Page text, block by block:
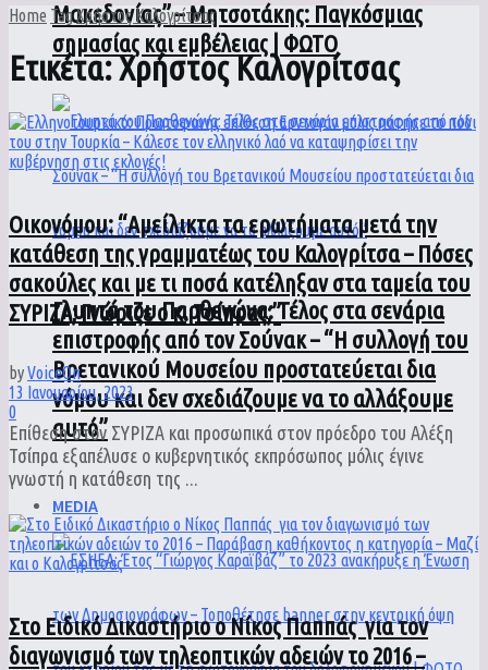
Μακεδονίας” – Μητσοτάκης: Παγκόσμιας
σημασίας και εμβέλειας | ΦΩΤΟ
Γλυπτά του Παρθενώνα: Τέλος στα σενάρια
επιστροφής από τον Σούνακ – “Η συλλογή του
Βρετανικού Μουσείου προστατεύεται δια
νόμου και δεν σχεδιάζουμε να το αλλάξουμε
αυτό”
MEDIA
Home TagΧρήστος Καλογρίτσας
Ετικέτα:Χρήστος Καλογρίτσας
Οικονόμου: “Αμείλικτα τα ερωτήματα μετά την
κατάθεση της γραμματέως του Καλογρίτσα – Πόσες
σακούλες και με τι ποσά κατέληξαν στα ταμεία του
ΣΥΡΙΖΑ; Γνώριζε ο κ. Τσίπρας;”
byVoiceOn
13 Ιανουαρίου, 2023
0
Επίθεση στον ΣΥΡΙΖΑ και προσωπικά στον πρόεδρο του Αλέξη
Τσίπρα εξαπέλυσε ο κυβερνητικός εκπρόσωπος μόλις έγινε
γνωστή η κατάθεση της ...
Στο Ειδικό Δικαστήριο ο Νίκος Παππάς για τον
διαγωνισμό των τηλεοπτικών αδειών το 2016 –